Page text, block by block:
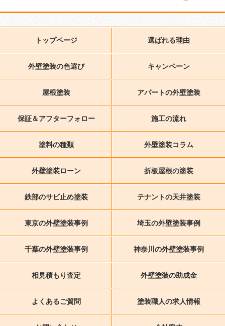
トップページ 選ばれる理由
外壁塗装の色選び キャンペーン
屋根塗装 アパートの外壁塗装
保証＆アフターフォロー 施工の流れ
塗料の種類 外壁塗装コラム
外壁塗装ローン 折板屋根の塗装
鉄部のサビ止め塗装 テナントの天井塗装
東京の外壁塗装事例 埼玉の外壁塗装事例
千葉の外壁塗装事例 神奈川の外壁塗装事例
相見積もり査定 外壁塗装の助成金
よくあるご質問 塗装職人の求人情報